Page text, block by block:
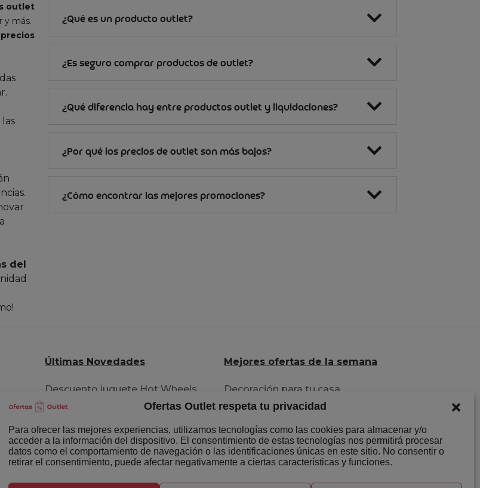
Ofertas Outlet respeta tu privacidad
Para ofrecer las mejores experiencias, utilizamos tecnologías como las cookies para almacenar y/o
acceder a la información del dispositivo. El consentimiento de estas tecnologías nos permitirá procesar
datos como el comportamiento de navegación o las identificaciones únicas en este sitio. No consentir o
retirar el consentimiento, puede afectar negativamente a ciertas características y funciones.
outlet
y más.
del
¿Qué es un producto outlet?
¿Es seguro comprar productos de outlet?
¿Qué diferencia hay entre productos outlet y liquidaciones?
¿Por qué los precios de outlet son más bajos?
¿Cómo encontrar las mejores promociones?
Últimas Novedades
Descuento juguete Hot Wheels
pista acrobacia
Extensiones para tu cabello
Libro del permiso B circulación
Mejores ofertas de la semana
Decoración para tu casa
Herramientas al mejor precio
Descuentazos en Ropa